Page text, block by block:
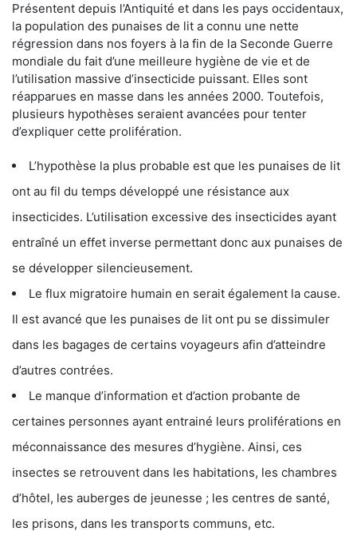
Présentent depuis l’Antiquité et dans les pays occidentaux,
la population des punaises de lit a connu une nette
régression dans nos foyers à la fin de la Seconde Guerre
mondiale du fait d’une meilleure hygiène de vie et de
l’utilisation massive d’insecticide puissant. Elles sont
réapparues en masse dans les années 2000. Toutefois,
plusieurs hypothèses seraient avancées pour tenter
d’expliquer cette prolifération.
L’hypothèse la plus probable est que les punaises de lit
ont au fil du temps développé une résistance aux
insecticides. L’utilisation excessive des insecticides ayant
entraîné un effet inverse permettant donc aux punaises de
se développer silencieusement.
Le flux migratoire humain en serait également la cause.
Il est avancé que les punaises de lit ont pu se dissimuler
dans les bagages de certains voyageurs afin d’atteindre
d’autres contrées.
Le manque d’information et d’action probante de
certaines personnes ayant entrainé leurs proliférations en
méconnaissance des mesures d’hygiène. Ainsi, ces
insectes se retrouvent dans les habitations, les chambres
d’hôtel, les auberges de jeunesse ; les centres de santé,
les prisons, dans les transports communs, etc.